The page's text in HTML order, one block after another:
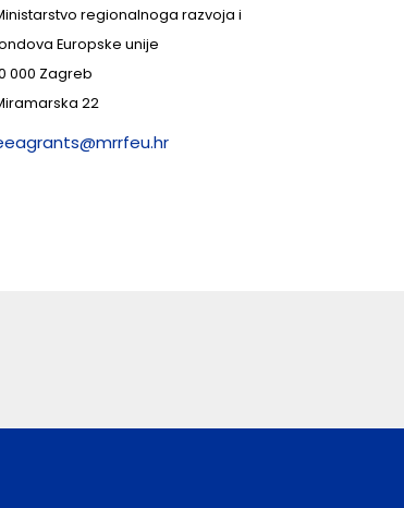
regionalnoga razvoja i
Europske unije
000 Zagreb
22